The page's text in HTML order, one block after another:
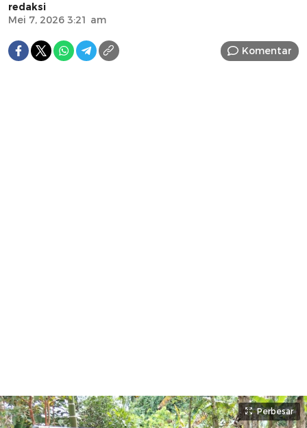
redaksi
Mei 7, 2026 3:21 am
Komentar
Perbesar